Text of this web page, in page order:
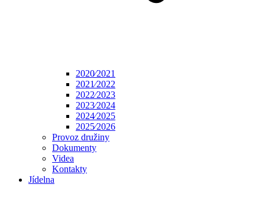
2020⁄2021
2021⁄2022
2022⁄2023
2023⁄2024
2024⁄2025
2025⁄2026
Provoz družiny
Dokumenty
Videa
Kontakty
Jídelna